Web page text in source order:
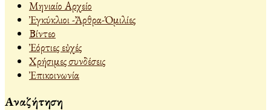
Μηνιαίο Αρχείο
Ἐγκύκλιοι -Ἄρθρα-Ὁμιλίες
Βίντεο
Ἐόρτιες εὐχές
Χρήσιμες συνδέσεις
Ἐπικοινωνία
Αναζήτηση